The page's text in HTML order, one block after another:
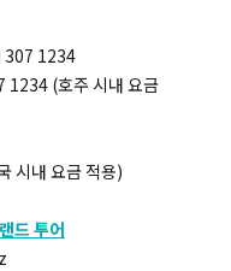
307 1234
1234 (호주 시내 요금
시내 요금 적용)
드 투어